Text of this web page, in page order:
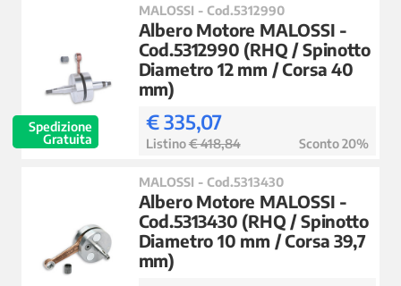
Spedizione
Gratuita
MALOSSI - Cod.5312990
Albero Motore MALOSSI -
Cod.5312990 (RHQ / Spinotto
Diametro 12 mm / Corsa 40
mm)
€ 335,07
Listino€ 418,84 Sconto 20%
MALOSSI - Cod.5313430
Albero Motore MALOSSI -
Cod.5313430 (RHQ / Spinotto
Diametro 10 mm / Corsa 39,7
mm)